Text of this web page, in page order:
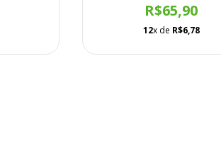
R$65,90
12x de R$6,78